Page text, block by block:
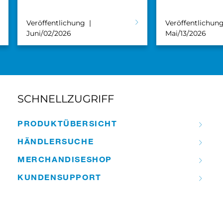
Veröffentlichung
Juni/02/2026
Mai/13/2026
SCHNELLZUGRIFF
PRODUKT­ÜBERSICHT
HÄNDLER­­SUCHE
MERCHANDISE­­SHOP
KUNDEN­­SUPPORT